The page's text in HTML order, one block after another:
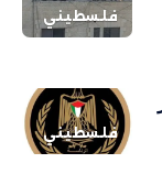
فلسطيني
فلسطيني